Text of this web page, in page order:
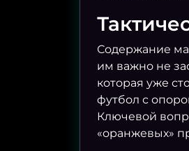
Содержание
им важно не
которая уже
футбол с
Ключевой
«оранжевых»